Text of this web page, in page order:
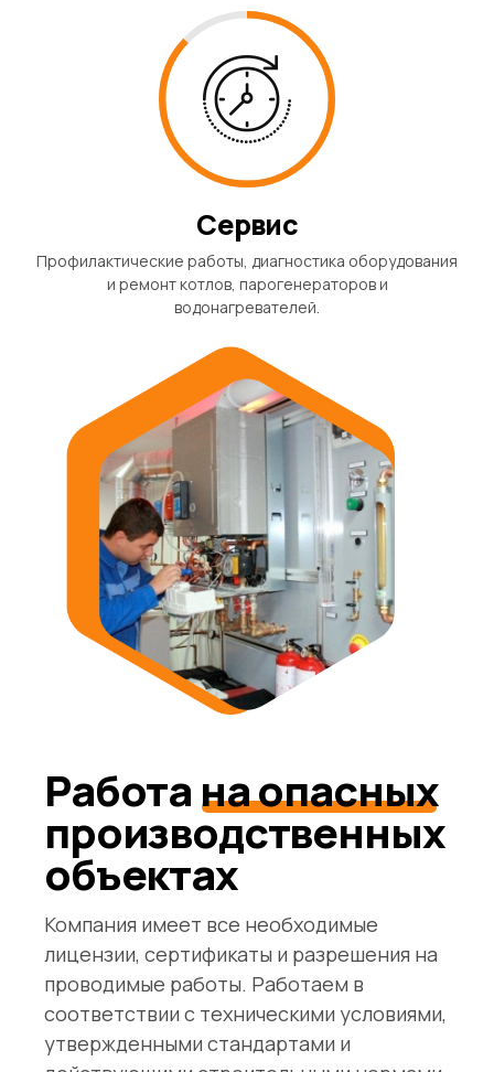
Сервис
Профилактические работы, диагностика оборудования
и ремонт котлов, парогенераторов и
водонагревателей.
Работана опасных
производственных
объектах
Компания имеет все необходимые
лицензии, сертификаты и разрешения на
проводимые работы. Работаем в
соответствии с техническими условиями,
утвержденными стандартами и